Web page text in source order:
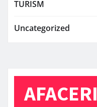
TURISM
Uncategorized
AFACERI